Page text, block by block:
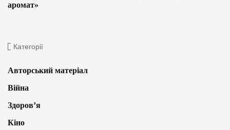
аромат»
Категорії
Авторський матеріал
Війна
Здоров’я
Кіно